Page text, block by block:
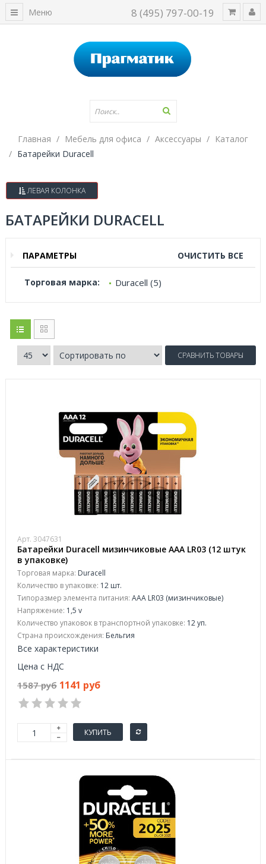
8 (495) 797-00-19
Меню
Главная Мебель для офиса Аксессуары
Каталог
Батарейки Duracell
ЛЕВАЯ КОЛОНКА
БАТАРЕЙКИ DURACELL
ПАРАМЕТРЫ ОЧИСТИТЬ ВСЕ
Торговая марка: Duracell (5)
СРАВНИТЬ ТОВАРЫ
Арт. 3047631
Батарейки Duracell мизинчиковые ААA LR03 (12 штук
в упаковке)
Торговая марка: Duracell
Количество в упаковке: 12 шт.
Типоразмер элемента питания: AAA LR03 (мизинчиковые)
Напряжение: 1,5 v
Количество упаковок в транспортной упаковке: 12 уп.
Страна происхождения: Бельгия
Все характеристики
Цена с НДС
1587 руб 1141 руб
КУПИТЬ